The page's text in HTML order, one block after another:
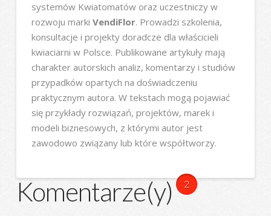
systemów Kwiatomatów oraz uczestniczy w
rozwoju marki VendiFlor. Prowadzi szkolenia,
konsultacje i projekty doradcze dla właścicieli
kwiaciarni w Polsce. Publikowane artykuły mają
charakter autorskich analiz, komentarzy i studiów
przypadków opartych na doświadczeniu
praktycznym autora. W tekstach mogą pojawiać
się przykłady rozwiązań, projektów, marek i
modeli biznesowych, z którymi autor jest
zawodowo związany lub które współtworzy.
Komentarze(y) 2